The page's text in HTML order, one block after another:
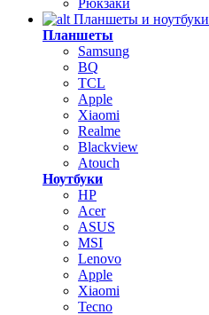
Рюкзаки
Планшеты и ноутбуки
Планшеты
Samsung
BQ
TCL
Apple
Xiaomi
Realme
Blackview
Atouch
Ноутбуки
HP
Acer
ASUS
MSI
Lenovo
Apple
Xiaomi
Tecno